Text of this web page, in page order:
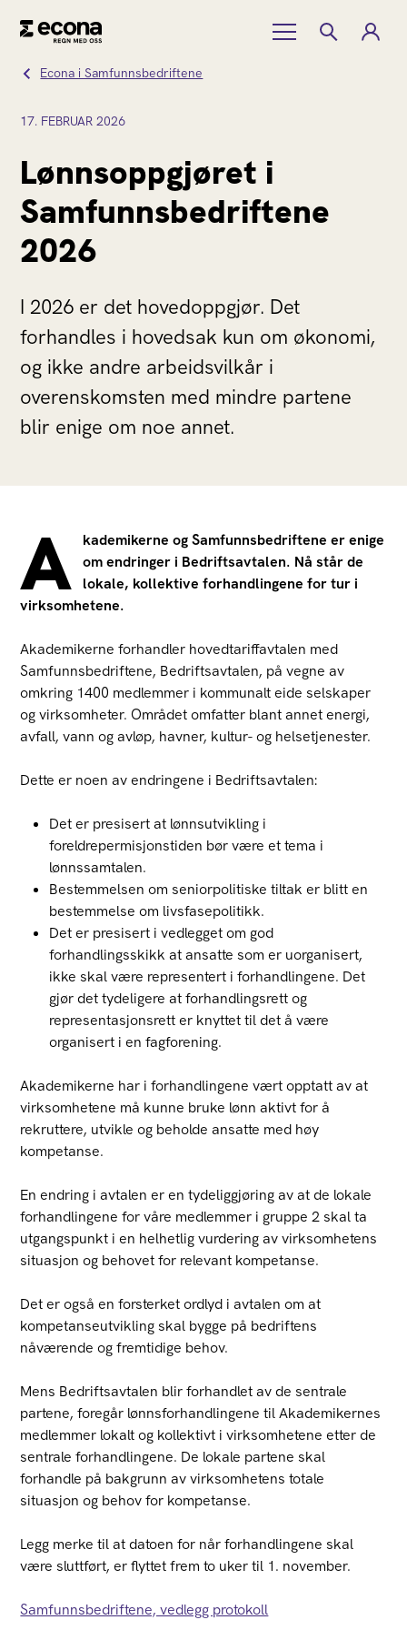
Econa i Samfunnsbedriftene
17. FEBRUAR 2026
Lønnsoppgjøret i
Samfunnsbedriftene
2026
I 2026 er det hovedoppgjør. Det
forhandles i hovedsak kun om økonomi,
og ikke andre arbeidsvilkår i
overenskomsten med mindre partene
blir enige om noe annet.
A
kademikerne og Samfunnsbedriftene er enige
om endringer i Bedriftsavtalen. Nå står de
lokale, kollektive forhandlingene for tur i
virksomhetene.
Akademikerne forhandler hovedtariffavtalen med
Samfunnsbedriftene, Bedriftsavtalen, på vegne av
omkring 1400 medlemmer i kommunalt eide selskaper
og virksomheter. Området omfatter blant annet energi,
avfall, vann og avløp, havner, kultur- og helsetjenester.
Dette er noen av endringene i Bedriftsavtalen:
Det er presisert at lønnsutvikling i
foreldrepermisjonstiden bør være et tema i
lønnssamtalen.
Bestemmelsen om seniorpolitiske tiltak er blitt en
bestemmelse om livsfasepolitikk.
Det er presisert i vedlegget om god
forhandlingsskikk at ansatte som er uorganisert,
ikke skal være representert i forhandlingene. Det
gjør det tydeligere at forhandlingsrett og
representasjonsrett er knyttet til det å være
organisert i en fagforening.
Akademikerne har i forhandlingene vært opptatt av at
virksomhetene må kunne bruke lønn aktivt for å
rekruttere, utvikle og beholde ansatte med høy
kompetanse.
En endring i avtalen er en tydeliggjøring av at de lokale
forhandlingene for våre medlemmer i gruppe 2 skal ta
utgangspunkt i en helhetlig vurdering av virksomhetens
situasjon og behovet for relevant kompetanse.
Det er også en forsterket ordlyd i avtalen om at
kompetanseutvikling skal bygge på bedriftens
nåværende og fremtidige behov.
Mens Bedriftsavtalen blir forhandlet av de sentrale
partene, foregår lønnsforhandlingene til Akademikernes
medlemmer lokalt og kollektivt i virksomhetene etter de
sentrale forhandlingene. De lokale partene skal
forhandle på bakgrunn av virksomhetens totale
situasjon og behov for kompetanse.
Legg merke til at datoen for når forhandlingene skal
være sluttført, er flyttet frem to uker til 1. november.
Samfunnsbedriftene, vedlegg protokoll